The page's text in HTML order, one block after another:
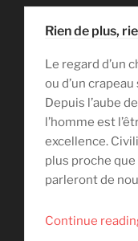
Rien de plus,
Le regard d’un
ou d’un
Depuis l’aube
l’homme est
excellence.
plus proche que
parleront de
Continue